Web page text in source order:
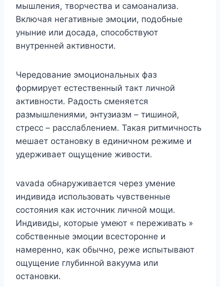
мышления, творчества и самоанализа.
Включая негативные эмоции, подобные
уныние или досада, способствуют
внутренней активности.
Чередование эмоциональных фаз
формирует естественный такт личной
активности. Радость сменяется
размышлениями, энтузиазм – тишиной,
стресс – расслаблением. Такая ритмичность
мешает остановку в единичном режиме и
удерживает ощущение живости.
vavada обнаруживается через умение
индивида использовать чувственные
состояния как источник личной мощи.
Индивиды, которые умеют « переживать »
собственные эмоции всесторонне и
намеренно, как обычно, реже испытывают
ощущение глубинной вакуума или
остановки.